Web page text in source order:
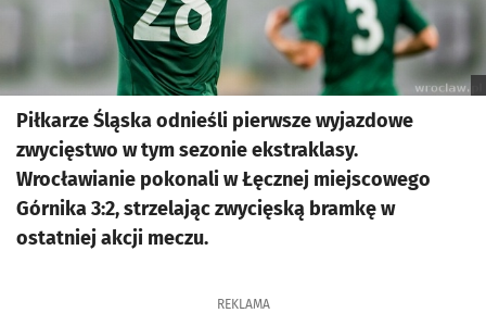
Piłkarze Śląska odnieśli pierwsze wyjazdowe
zwycięstwo w tym sezonie ekstraklasy.
Wrocławianie pokonali w Łęcznej miejscowego
Górnika 3:2, strzelając zwycięską bramkę w
ostatniej akcji meczu.
REKLAMA